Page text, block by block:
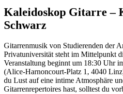
Kaleidoskop Gitarre –
Schwarz
Gitarrenmusik von Studierenden der
Privatuniversität steht im Mittelpunkt
Veranstaltung beginnt um 18:30 Uhr
(Alice-Harnoncourt-Platz 1, 4040
du Lust auf eine intime Atmosphäre
Gitarrenrepertoires hast, solltest du